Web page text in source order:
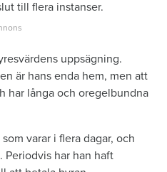
till flera instanser.
uppsägning.
är hans enda hem, men att
har långa och oregelbundna
varar i flera dagar, och
Periodvis har han haft